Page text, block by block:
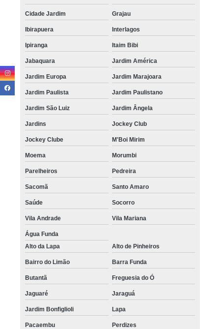
Cidade Jardim Grajau
Ibirapuera Interlagos
Ipiranga Itaim Bibi
Jabaquara Jardim América
Jardim Europa Jardim Marajoara
Jardim Paulista Jardim Paulistano
Jardim São Luiz Jardim Ângela
Jardins Jockey Club
Jockey Clube M'Boi Mirim
Moema Morumbi
Parelheiros Pedreira
Sacomã Santo Amaro
Saúde Socorro
Vila Andrade Vila Mariana
Água Funda
Alto da Lapa
Alto de Pinheiros
Bairro do Limão Barra Funda
Butantã Freguesia do Ó
Jaguaré Jaraguá
Jardim Bonfiglioli Lapa
Pacaembu Perdizes